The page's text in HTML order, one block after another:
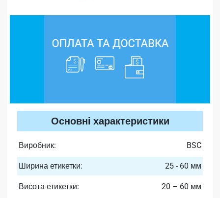
Основні характеристики
Виробник: BSC
Ширина етикетки: 25 - 60 мм
Висота етикетки: 20 – 60 мм